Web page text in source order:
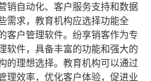
销自动化、客户服务支持和数据
需求，教育机构应选择功能全
客户管理软件。纷享销客作为专
软件，具备丰富的功能和强大的
的理想选择。教育机构可以通过
理效率，优化客户体验，促进业